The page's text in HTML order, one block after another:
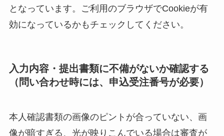
となっています。ご利用のブラウザでCookieが有
効になっているかもチェックしてください。
入力内容・提出書類に不備がないか確認する
（問い合わせ時には、申込受注番号が必要）
本人確認書類の画像のピントが合っていない、画
像が暗すぎる、光が映りこんでいる場合は審査が